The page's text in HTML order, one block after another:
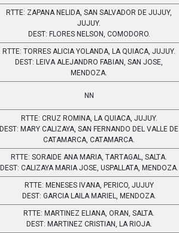
RTTE: ZAPANA NELIDA, SAN SALVADOR DE JUJUY,
JUJUY.
DEST: FLORES NELSON, COMODORO.
RTTE: TORRES ALICIA YOLANDA, LA QUIACA, JUJUY.
DEST: LEIVA ALEJANDRO FABIAN, SAN JOSE,
MENDOZA.
NN
RTTE: CRUZ ROMINA, LA QUIACA, JUJUY.
DEST: MARY CALIZAYA, SAN FERNANDO DEL VALLE DE
CATAMARCA, CATAMARCA.
RTTE: SORAIDE ANA MARIA, TARTAGAL, SALTA.
DEST: CALIZAYA MARIA JOSE, USPALLATA, MENDOZA.
RTTE: MENESES IVANA, PERICO, JUJUY
DEST: GARCIA LAILA MARIEL, MENDOZA.
RTTE: MARTINEZ ELIANA, ORAN, SALTA.
DEST: MARTINEZ CRISTIAN, LA RIOJA.